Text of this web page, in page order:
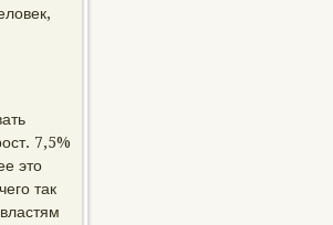
7,5%
это
так